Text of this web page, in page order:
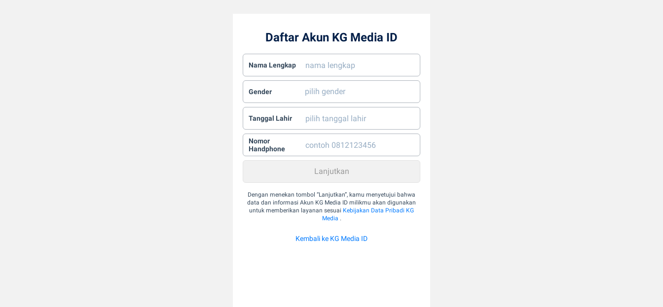
Daftar Akun KG Media ID
Nama Lengkap
Gender
Tanggal Lahir
Nomor
Handphone
Dengan menekan tombol “Lanjutkan”, kamu menyetujui bahwa
data dan informasi Akun KG Media ID milikmu akan digunakan
untuk memberikan layanan sesuai Kebijakan Data Pribadi KG
Media .
Kembali ke KG Media ID